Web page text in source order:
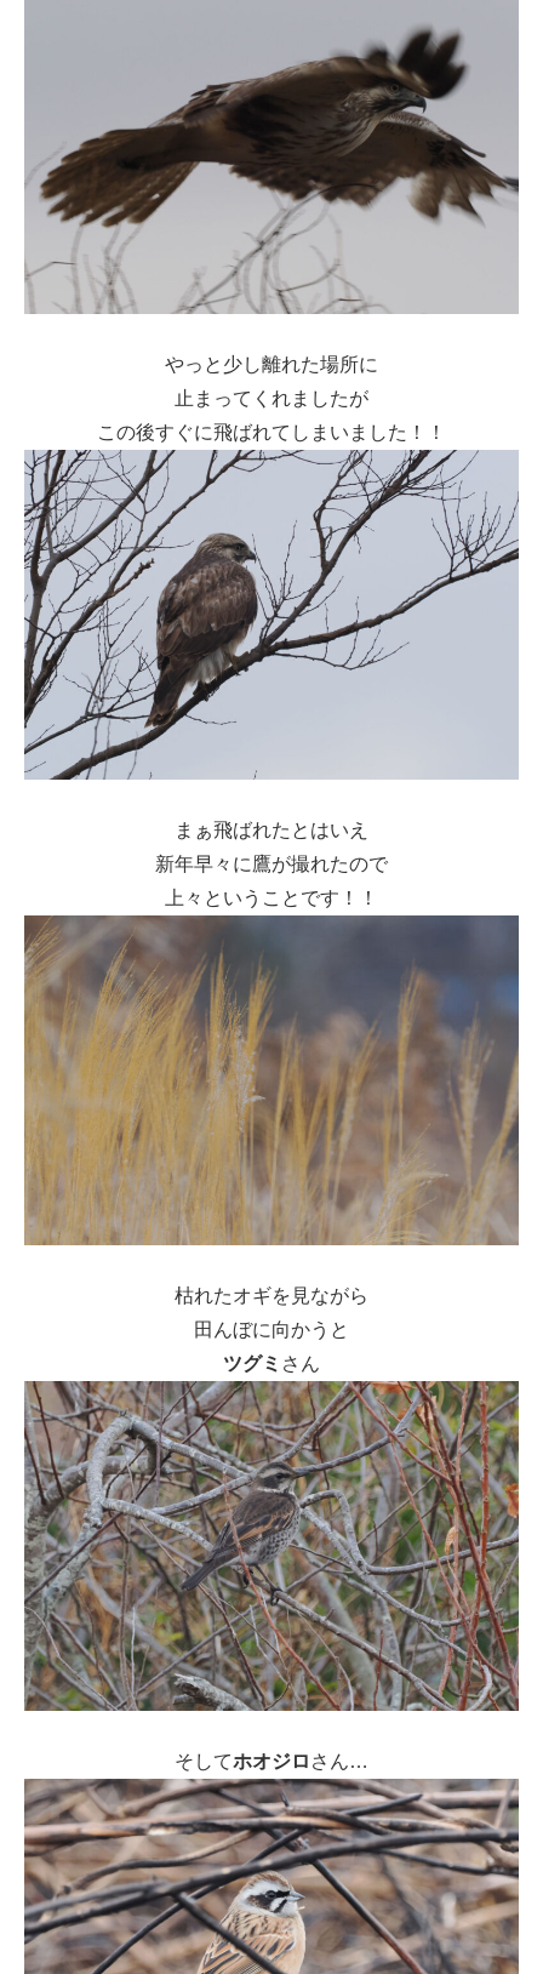
やっと少し離れた場所に
止まってくれましたが
この後すぐに飛ばれてしまいました！！
まぁ飛ばれたとはいえ
新年早々に鷹が撮れたので
上々ということです！！
枯れたオギを見ながら
田んぼに向かうと
ツグミ さん
そしてホオジロ さん…